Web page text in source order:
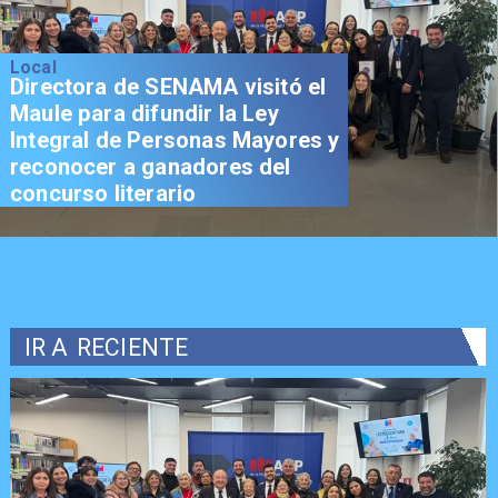
Local
Directora de SENAMA visitó el
Maule para difundir la Ley
Integral de Personas Mayores y
reconocer a ganadores del
concurso literario
IR A RECIENTE